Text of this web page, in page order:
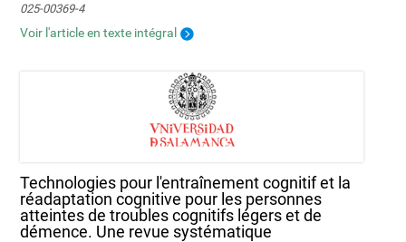
025-00369-4
Voir l'article en texte intégral
Technologies pour l'entraînement cognitif et la
réadaptation cognitive pour les personnes
atteintes de troubles cognitifs légers et de
démence. Une revue systématique